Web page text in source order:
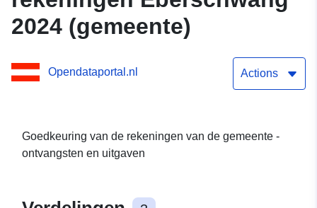
2024 (gemeente)
Opendataportal.nl Actions
Goedkeuring van de rekeningen van de gemeente -
ontvangsten en uitgaven